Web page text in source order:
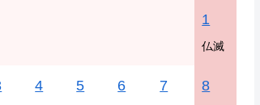
1
仏滅
4 5 6 7 8